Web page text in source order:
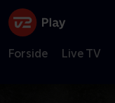
Forside Live TV